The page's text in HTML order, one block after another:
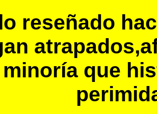
reseñado
minoría que